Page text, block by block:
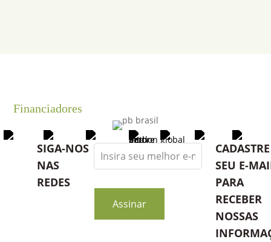
Financiadores
SIGA-NOS
NAS
REDES
Leave
this
blank
Assinar
CADASTRE
SEU E-
PARA
RECEBER
NOSSAS